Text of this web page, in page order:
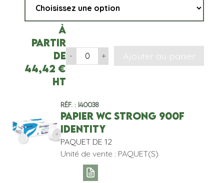
À
partir
de
44,42€
HT
- + Ajouter au panier
Réf. : I40038
PAPIER WC STRONG 900F
IDENTITY
PAQUET DE 12
Unité de vente : PAQUET(S)